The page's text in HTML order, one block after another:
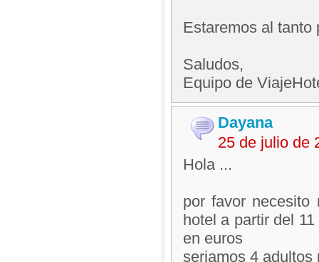
Estaremos al tanto
Saludos,
Equipo de
Dayana
25 de julio de
Hola ...
por favor necesito
hotel a partir del
en euros
seriamos 4 adultos